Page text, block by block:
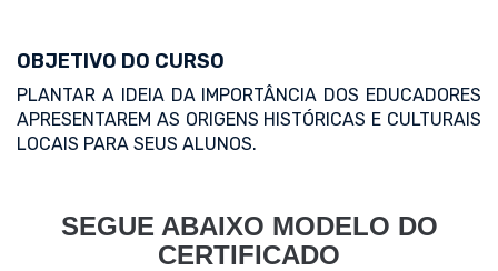
OBJETIVO DO CURSO
PLANTAR A IDEIA DA IMPORTÂNCIA DOS EDUCADORES
APRESENTAREM AS ORIGENS HISTÓRICAS E CULTURAIS
LOCAIS PARA SEUS ALUNOS.
SEGUE ABAIXO MODELO DO
CERTIFICADO